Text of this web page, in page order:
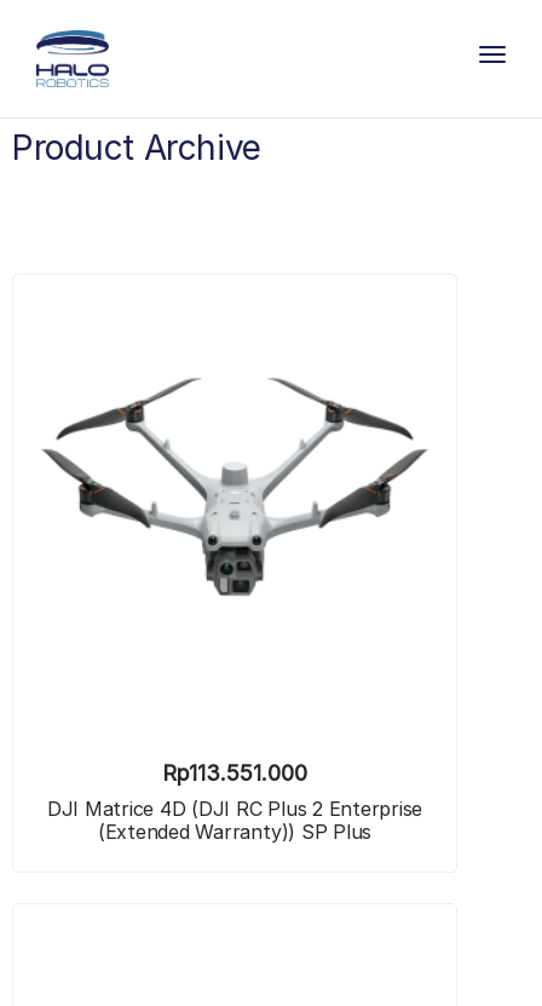
Product Archive
Rp113.551.000
DJI Matrice 4D (DJI RC Plus 2 Enterprise
(Extended Warranty)) SP Plus